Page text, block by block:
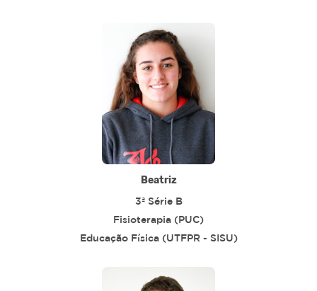
Beatriz
3ª Série B
Fisioterapia (PUC)
Educação Física (UTFPR - SISU)